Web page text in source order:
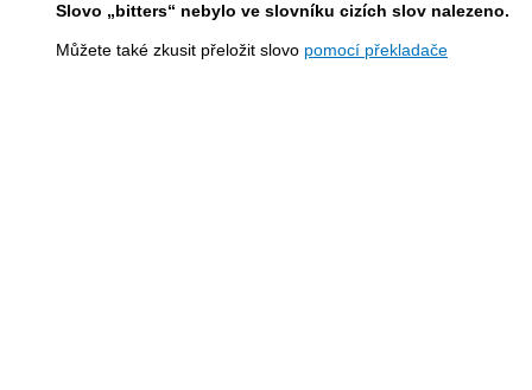
Slovo „bitters“ nebylo ve slovníku cizích slov nalezeno.
Můžete také zkusit přeložit slovo pomocí překladače